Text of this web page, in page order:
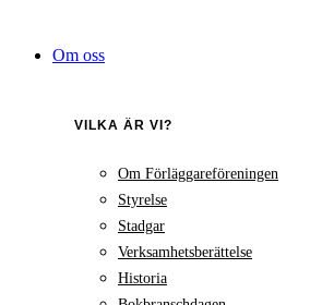
innehållOm oss
VILKA ÄR VI?
Om Förläggareföreningen
Styrelse
Stadgar
Verksamhetsberättelse
Historia